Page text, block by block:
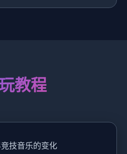
教程
技音乐的变化